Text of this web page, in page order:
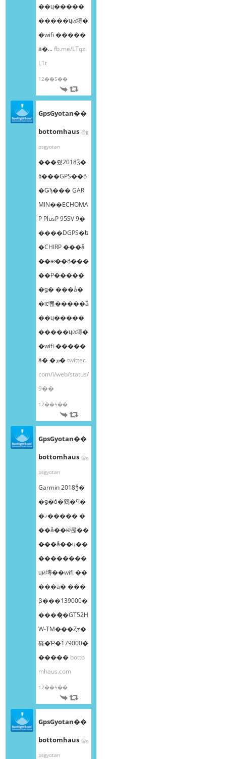
��ɥ�����
�����ɥӥ塼�
�wifi �����
ä�...fb.me/LTqzi
L1t
12��5��
GpsGyotan��
bottomhaus @g
psgyotan
���줬2018ǯ�
٥���GPS��õ
�Ǥϡ��� GAR
MIN��ECHOMA
P PlusP 95SV 9�
����DGPS�ե
�CHIRP ���å
��ѥͥ��õ���
��Ρ����ܸ�
�ǥ� ���å�
�ѥͥ롡�����å
��ɥ�����
�����ɥӥ塼�
�wifi �����
ä� �ܡ�twitter.
com/i/web/status/
9��
12��5��
GpsGyotan��
bottomhaus @g
psgyotan
Garmin 2018ǯ�
�ǥ�ȯ�䳫�Ϥ�
�ޤ����� �
��å��ѥͥ롡��
���å��ɥ��
��������
ɥӥ塼��wifi ��
���ä� ���
β���139000�
����̡�GT52H
W-TM���Ȥ߹�
碌�Ƥ�179000�
����� botto
mhaus.com
12��5��
GpsGyotan��
bottomhaus @g
psgyotan